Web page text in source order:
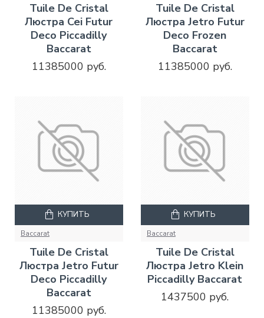
Tuile De Cristal
Люстра Cei Futur
Deco Piccadilly
Baccarat
11385000 руб.
Tuile De Cristal
Люстра Jetro Futur
Deco Frozen
Baccarat
11385000 руб.
Baccarat
Tuile De Cristal
Люстра Jetro Futur
Deco Piccadilly
Baccarat
11385000 руб.
КУПИТЬ
Baccarat
Tuile De Cristal
Люстра Jetro Klein
Piccadilly Baccarat
1437500 руб.
КУПИТЬ